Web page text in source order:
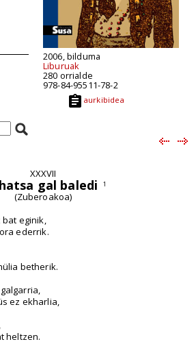
2006, bilduma
Liburuak
280 orrialde
978-84-95511-78-2
aurkibidea
XXXVII
gal baledi 1
(Zuberoakoa)
eginik,
ederrik.
betherik.
ez ekharlia,
heltzen.